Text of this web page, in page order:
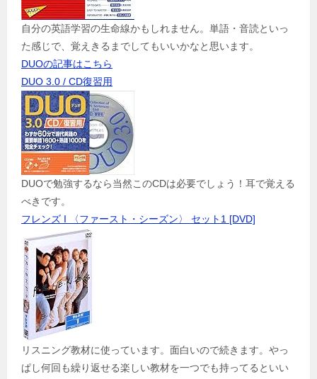
自分の英語学習の生命線かもしれません。単語・音読といっ
た感じで、覚えきるまでしてもいいかなと思います。
DUOの記事はこちら
DUO 3.0 / CD復習用
DUOで勉強するなら当然このCDは必要でしょう！耳で覚える
べきです。
フレンズ I 〈ファースト・シーズン〉 セット1 [DVD]
リスニング教材に使っています。面白いので続きます。やっ
ぱし何回も繰り返せる楽しい教材を一つでも持ってるといい